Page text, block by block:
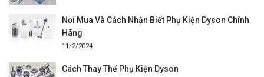
Nơi Mua Và Cách Nhận Biết Phụ Kiện Dyson Chính
Hãng
11/2/2024
Cách Thay Thế Phụ Kiện Dyson